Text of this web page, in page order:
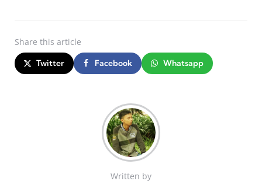
Share this article
Twitter Facebook Whatsapp
Written by